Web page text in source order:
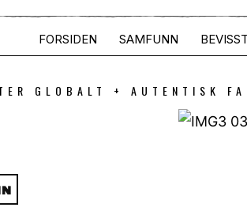
FORSIDEN SAMFUNN
GLOBALT + AUTENTISK